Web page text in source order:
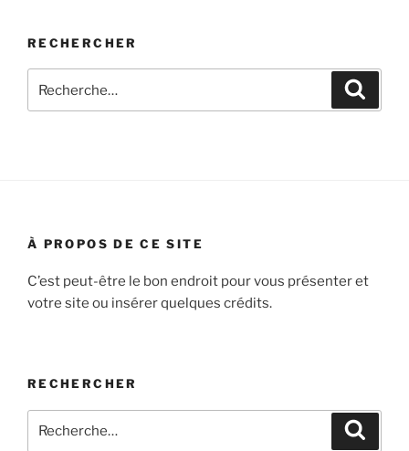
RECHERCHER
pour
À PROPOS DE CE SITE
C’est peut-être le bon endroit pour vous présenter et
votre site ou insérer quelques crédits.
RECHERCHER
pour